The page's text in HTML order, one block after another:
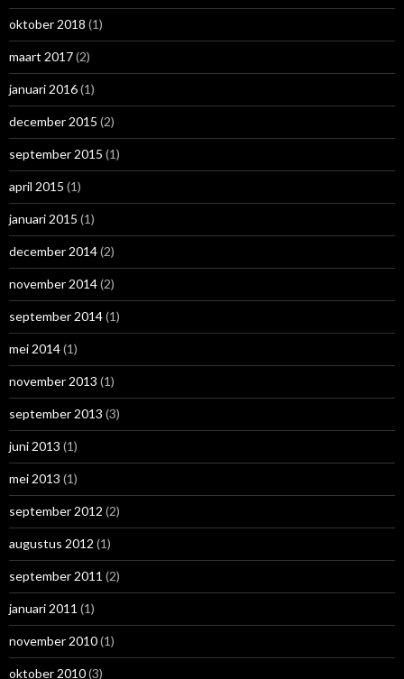
oktober 2018 (1)
maart 2017(2)
januari 2016(1)
december 2015 (2)
september 2015 (1)
april 2015 (1)
januari 2015 (1)
december 2014(2)
november 2014(2)
september 2014(1)
mei 2014(1)
november 2013 (1)
september 2013 (3)
juni 2013 (1)
mei 2013 (1)
september 2012 (2)
augustus 2012 (1)
september 2011 (2)
januari 2011 (1)
november 2010(1)
oktober 2010(3)